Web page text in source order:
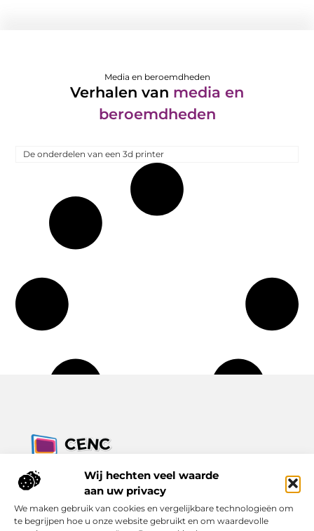
Wij hechten veel waarde
aan uw privacy
We maken gebruik van cookies en vergelijkbare technologieën om
te begrijpen hoe u onze website gebruikt en om waardevolle
Media en beroemdheden
Verhalen van media en
beroemdheden
De onderdelen van een 3d printer
Jouw bron voor inzichten, tips en nieuws uit de digitale
Ontdek alles wat je moet weten over het dagelijks leven, met
een focus op praktische adviezen en actuele trends.